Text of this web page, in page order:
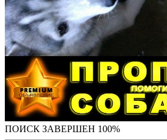
ПОИСК ЗАВЕРШЕН 100%